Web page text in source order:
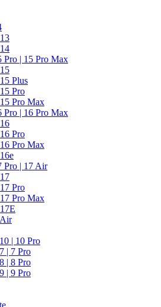
Pro | 15 Pro Max
Plus
Pro
Pro Max
Pro | 16 Pro Max
Pro
Pro Max
Pro | 17 Air
Pro
Pro Max
| 10 Pro
| 7 Pro
| 8 Pro
| 9 Pro